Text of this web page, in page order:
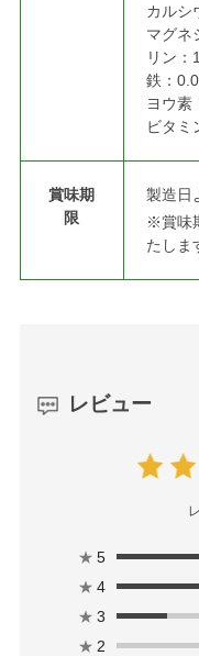
カルシ
マグネ
リン：
鉄：
ヨウ素
ビタミ
賞味期
限
製造日
※賞味
たしま
レビュー
★ 5
★ 4
★ 3
★ 2